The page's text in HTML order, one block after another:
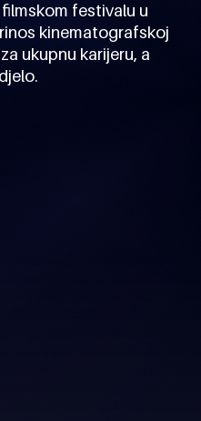
festivalu u
kinematografskoj
ukupnu karijeru, a